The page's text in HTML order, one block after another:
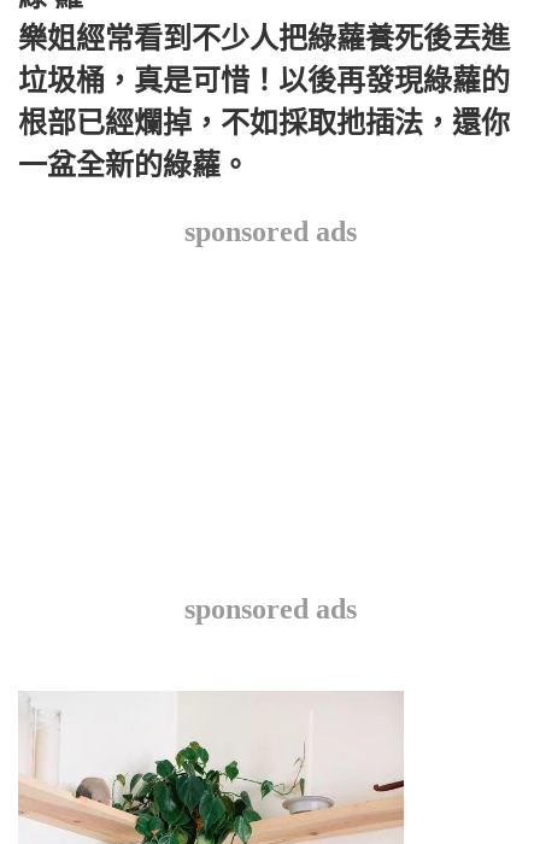
樂姐經常看到不少人把綠蘿養死後丟進
垃圾桶，真是可惜！以後再發現綠蘿的
根部已經爛掉，不如採取扡插法，還你
一盆全新的綠蘿。
sponsored ads
sponsored ads